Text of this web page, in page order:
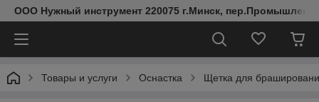
ООО Нужный инструмент 220075 г.Минск,
Товары и услуги Оснастка Щетка для